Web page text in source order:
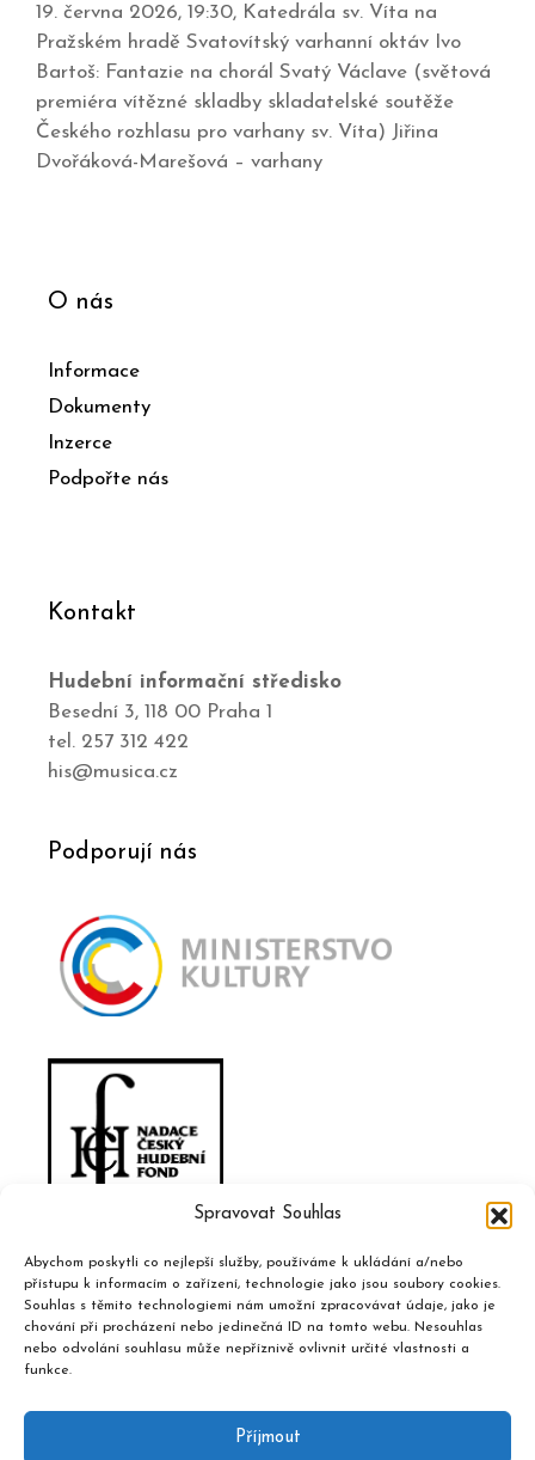
Spravovat Souhlas
Abychom poskytli co nejlepší služby, používáme k ukládání a/nebo
přístupu k informacím o zařízení, technologie jako jsou soubory cookies.
Souhlas s těmito technologiemi nám umožní zpracovávat údaje, jako je
chování při procházení nebo jedinečná ID na tomto webu. Nesouhlas
nebo odvolání souhlasu může nepříznivě ovlivnit určité vlastnosti a
funkce.
Příjmout
19. června 2026, 19:30, Katedrála sv. Víta na
Pražském hradě Svatovítský varhanní oktáv Ivo
Bartoš: Fantazie na chorál Svatý Václave (světová
premiéra vítězné skladby skladatelské soutěže
Českého rozhlasu pro varhany sv. Víta) Jiřina
Dvořáková-Marešová –⁠⁠⁠⁠⁠⁠ varhany
O nás
Informace
Dokumenty
Inzerce
Podpořte nás
Kontakt
Hudební informační středisko
Besední 3, 118 00 Praha 1
tel. 257 312 422
his@musica.cz
Podporují nás